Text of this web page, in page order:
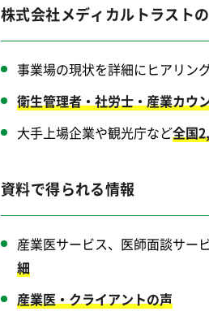
株式会社メディカルトラスト
事業場の現状を詳細にヒアリング
衛生管理者・社労士・産業カウ
大手上場企業や観光庁など全国
資料で得られる情報
産業医サービス、医師面談サー
細
産業医・クライアントの声